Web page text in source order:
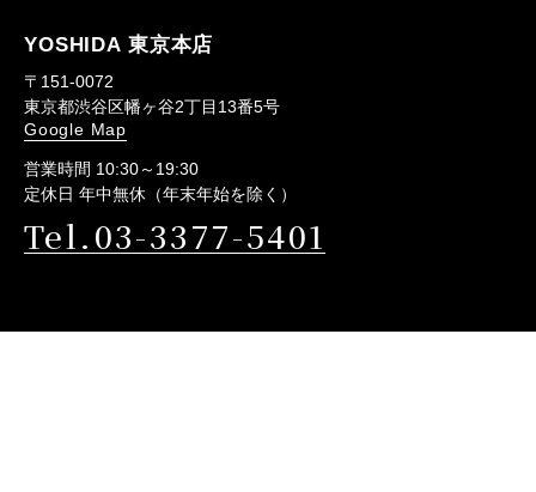
YOSHIDA 東京本店
〒151-0072
東京都渋谷区幡ヶ谷2丁目13番5号
Google Map
営業時間 10:30～19:30
定休日 年中無休（年末年始を除く）
Tel.03-3377-5401